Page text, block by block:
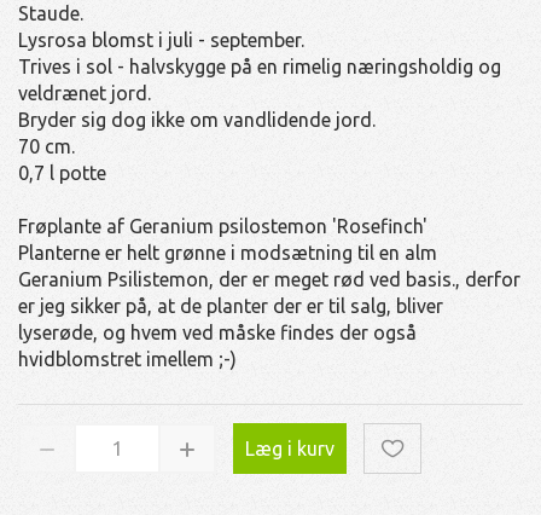
Staude.
Lysrosa blomst i juli - september.
Trives i sol - halvskygge på en rimelig næringsholdig og
veldrænet jord.
Bryder sig dog ikke om vandlidende jord.
70 cm.
0,7 l potte
Frøplante af Geranium psilostemon 'Rosefinch'
Planterne er helt grønne i modsætning til en alm
Geranium Psilistemon, der er meget rød ved basis., derfor
er jeg sikker på, at de planter der er til salg, bliver
lyserøde, og hvem ved måske findes der også
hvidblomstret imellem ;-)
Læg i kurv